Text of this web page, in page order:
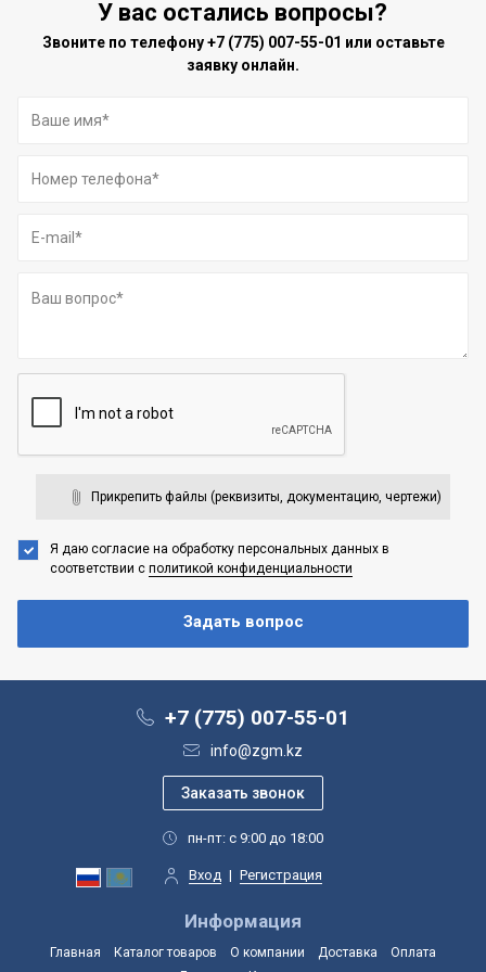
У вас остались вопросы?
Звоните по телефону+7 (775) 007-55-01 или оставьте
заявку онлайн.
Прикрепить файлы (реквизиты, документацию, чертежи)
Я даю согласие на обработку персональных данных в
соответствии с политикой конфиденциальности
+7 (775) 007-55-01
info@zgm.kz
пн-пт: с 9:00 до 18:00
Вход | Регистрация
Информация
Главная Каталог товаров О компании Доставка
Оплата